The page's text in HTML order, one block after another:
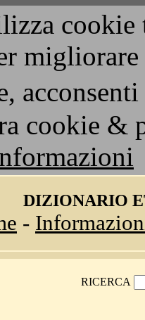
cookie &
DIZIONARIO
-
RICERCA